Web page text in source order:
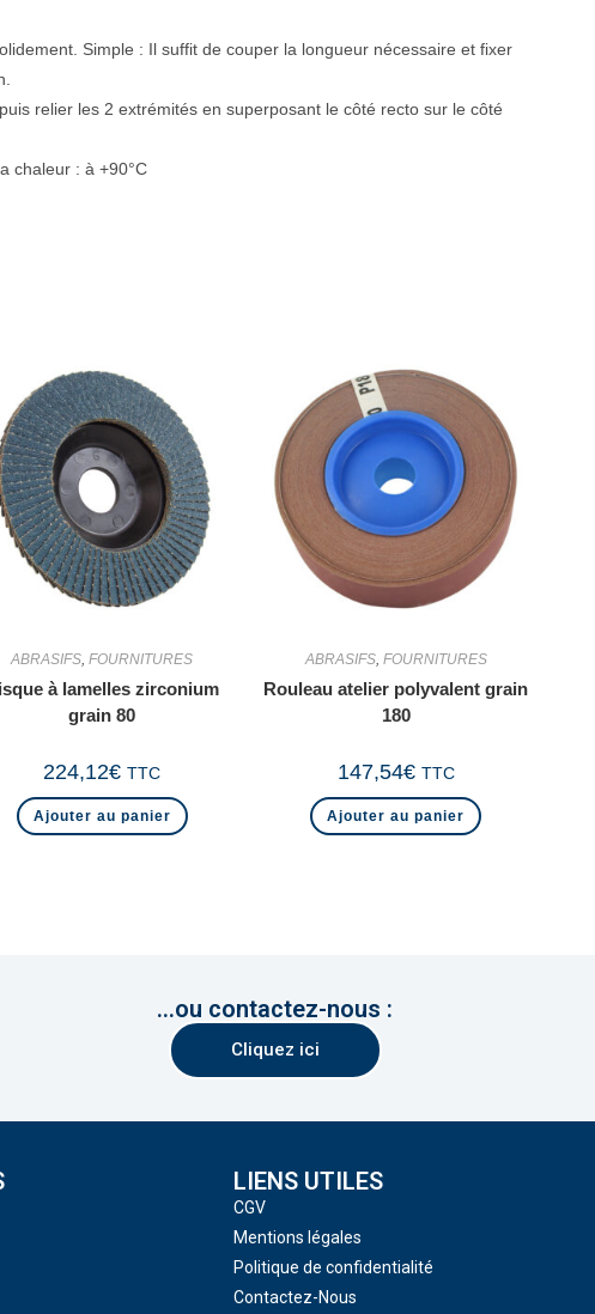
Simple : Il suffit de couper la longueur nécessaire et fixer
relier les 2 extrémités en superposant le côté recto sur le côté
chaleur : à +90°C
ABRASIFS,FOURNITURES
à lamelles zirconium
grain 80
224,12€ TTC
Ajouter au panier
ABRASIFS, FOURNITURES
Rouleau atelier polyvalent grain
180
147,54€ TTC
Ajouter au panier
...ou contactez-nous :
Cliquez ici
LIENS UTILES
CGV
Mentions légales
Politique de confidentialité
Contactez-Nous